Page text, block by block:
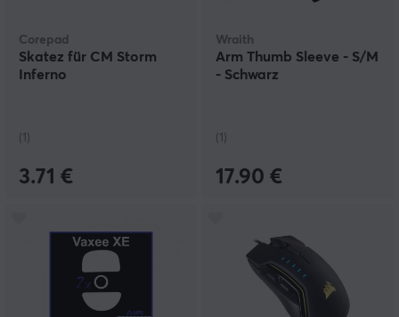
Corepad
Skatez für CM Storm
Inferno
(1)
3.71 €
Wraith
Arm Thumb Sleeve - S/M
- Schwarz
(1)
17.90 €